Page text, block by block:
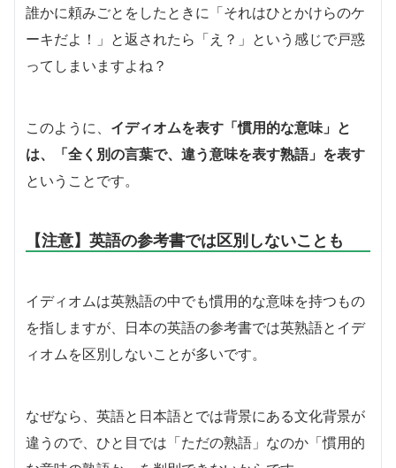
誰かに頼みごとをしたときに「それはひとかけらのケ
ーキだよ！」と返されたら「え？」という感じで戸惑
ってしまいますよね？
このように、 イディオムを表す「慣用的な意味」と
は、「全く別の言葉で、違う意味を表す熟語」を表す
ということです。
【注意】英語の参考書では区別しないことも
イディオムは英熟語の中でも慣用的な意味を持つもの
を指しますが、日本の英語の参考書では英熟語とイデ
ィオムを区別しないことが多いです。
なぜなら、英語と日本語とでは背景にある文化背景が
違うので、ひと目では「ただの熟語」なのか「慣用的